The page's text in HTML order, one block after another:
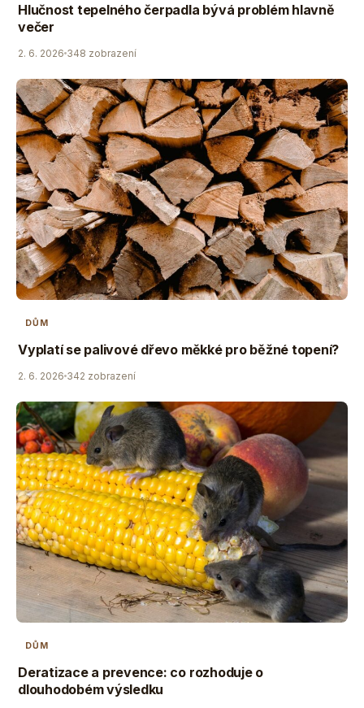
Hlučnost tepelného čerpadla bývá problém hlavně
večer
2. 6. 2026 348 zobrazení
DŮM
Vyplatí se palivové dřevo měkké pro běžné topení?
2. 6. 2026 342 zobrazení
DŮM
Deratizace a prevence: co rozhoduje o
dlouhodobém výsledku